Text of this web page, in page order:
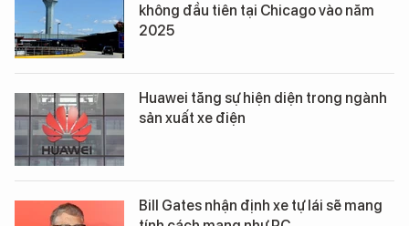
không đầu tiên tại Chicago vào năm
2025
Huawei tăng sự hiện diện trong ngành
sản xuất xe điện
Bill Gates nhận định xe tự lái sẽ mang